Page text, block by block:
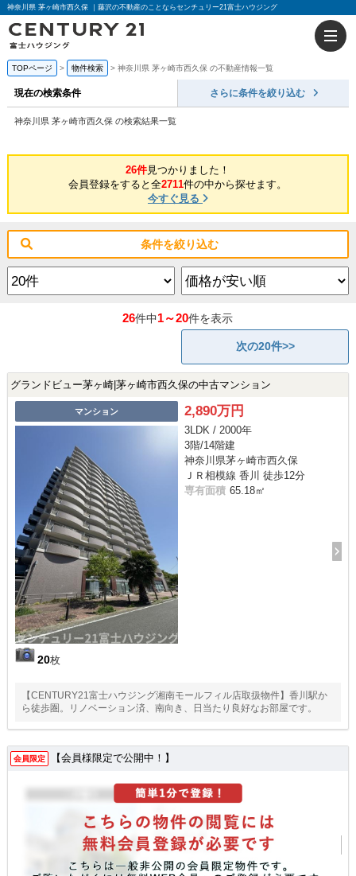
神奈川県 茅ヶ崎市西久保 ｜藤沢の不動産のことならセンチュリー21富士ハウジング
TOPページ 物件検索 神奈川県 茅ヶ崎市西久保 の不動産情報一覧
現在の検索条件 さらに条件を絞り込む
神奈川県 茅ヶ崎市西久保 の検索結果一覧
26件見つかりました！
会員登録をすると全2711件の中から探せます。
今すぐ見る
条件を絞り込む
26件中1～20件を表示
次の20件>>
グランドビュー茅ヶ崎|茅ヶ崎市西久保の中古マンション
マンション
20枚
2,890万円
3LDK / 2000年
3階/14階建
神奈川県茅ヶ崎市西久保
ＪＲ相模線 香川 徒歩12分
専有面積 65.18㎡
【CENTURY21富士ハウジング湘南モールフィル店取扱物件】香川駅か
ら徒歩圏。リノベーション済、南向き、日当たり良好なお部屋です。
会員限定 【会員様限定で公開中！】